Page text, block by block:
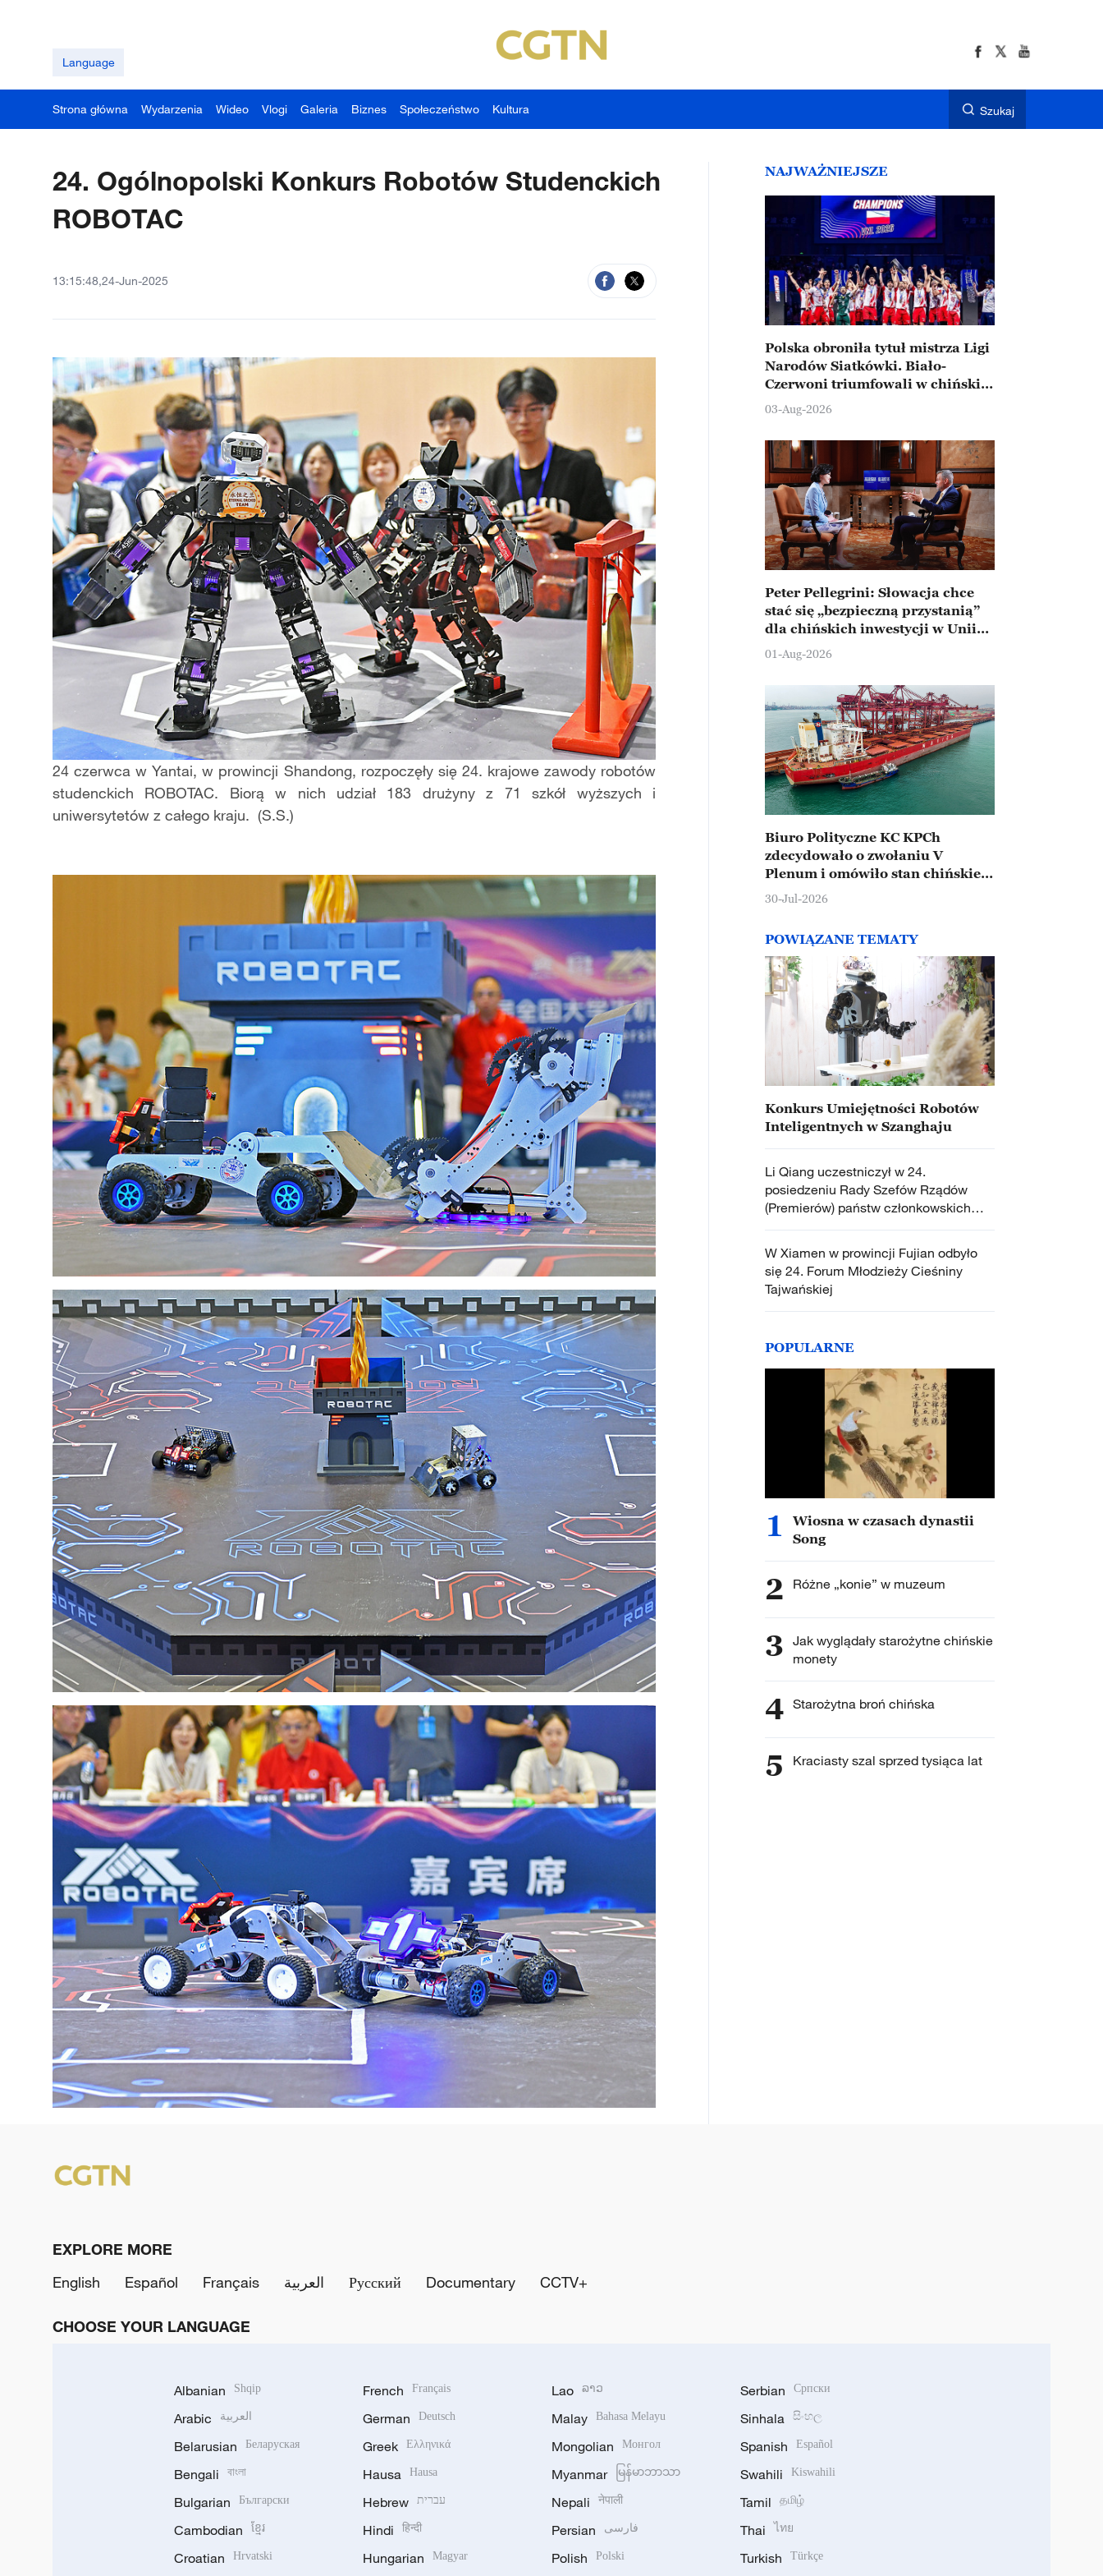
Language
Strona główna Wydarzenia Wideo Vlogi Galeria Biznes Społeczeństwo Kultura Szukaj
24. Ogólnopolski Konkurs Robotów Studenckich
ROBOTAC
13:15:48,24-Jun-2025
24 czerwca w Yantai, w prowincji Shandong, rozpoczęły się 24. krajowe zawody robotów
studenckich ROBOTAC. Biorą w nich udział 183 drużyny z 71 szkół wyższych i
uniwersytetów z całego kraju. (S.S.)
NAJWAŻNIEJSZE
Polska obroniła tytuł mistrza Ligi
Narodów Siatkówki. Biało-
Czerwoni triumfowali w chińskim
Ningbo
03-Aug-2026
Peter Pellegrini: Słowacja chce
stać się „bezpieczną przystanią”
dla chińskich inwestycji w Unii
Europejskiej
01-Aug-2026
Biuro Polityczne KC KPCh
zdecydowało o zwołaniu V
Plenum i omówiło stan chińskiej
gospodarki
30-Jul-2026
POWIĄZANE TEMATY
Konkurs Umiejętności Robotów
Inteligentnych w Szanghaju
Li Qiang uczestniczył w 24.
posiedzeniu Rady Szefów Rządów
(Premierów) państw członkowskich
SzOW
W Xiamen w prowincji Fujian odbyło
się 24. Forum Młodzieży Cieśniny
Tajwańskiej
POPULARNE
1
Wiosna w czasach dynastii
Song
2 Różne „konie” w muzeum
3 Jak wyglądały starożytne chińskie
monety
4 Starożytna broń chińska
5 Kraciasty szal sprzed tysiąca lat
EXPLORE MORE
English
Español Français العربية Русский Documentary CCTV+
CHOOSE YOUR LANGUAGE
Albanian Shqip
Arabic العربية
Belarusian Беларуская
Bengali বাংলা
Bulgarian Български
Cambodian ខ្មែរ
Croatian Hrvatski
French Français
German Deutsch
Greek Ελληνικά
Hausa Hausa
Hebrew עברית
Hindi हिन्दी
Hungarian Magyar
Lao ລາວ
Malay Bahasa Melayu
Mongolian Монгол
Myanmar မြန်မာဘာသာ
Nepali नेपाली
Persian فارسی
Polish Polski
Serbian Српски
Sinhala සිංහල
Spanish Español
Swahili Kiswahili
Tamil தமிழ்
Thai ไทย
Turkish Türkçe